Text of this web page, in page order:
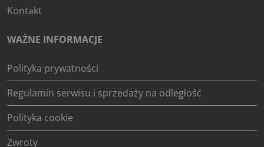
Kontakt
WAŻNE INFORMACJE
Polityka prywatności
Regulamin serwisu i sprzedaży na odległość
Polityka cookie
Zwroty